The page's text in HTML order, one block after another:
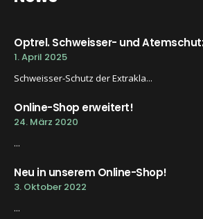
Optrel. Schweisser- und
1. April 2025
Schweisser-Schutz der Extrakla...
Online-Shop erweitert!
24. März 2020
...
Neu in unserem Online-Shop!
3. Oktober 2022
...